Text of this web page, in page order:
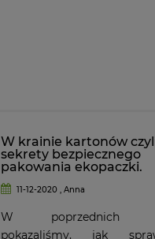
W krainie kartonów
sekrety bezpiecznego
pakowania ekopaczki.
11-12-2020 , Anna
W poprzednich
pokazaliśmy, jak